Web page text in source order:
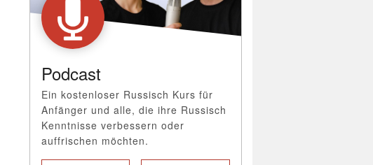
Podcast
Ein kostenloser Russisch Kurs für
Anfänger und alle, die ihre Russisch
Kenntnisse verbessern oder
auffrischen möchten.